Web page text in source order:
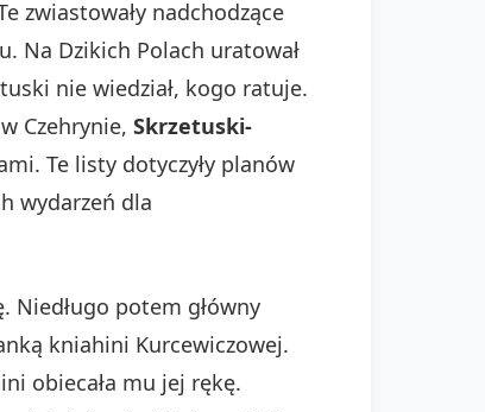
zwiastowały nadchodzące
Na Dzikich Polach uratował
nie wiedział, kogo ratuje.
Czehrynie, Skrzetuski-
Te listy dotyczyły planów
wydarzeń dla
Niedługo potem główny
kniahini Kurcewiczowej.
obiecała mu jej rękę.